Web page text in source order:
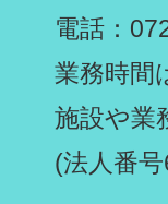
電話：
業務時間
施設や業
(法人番